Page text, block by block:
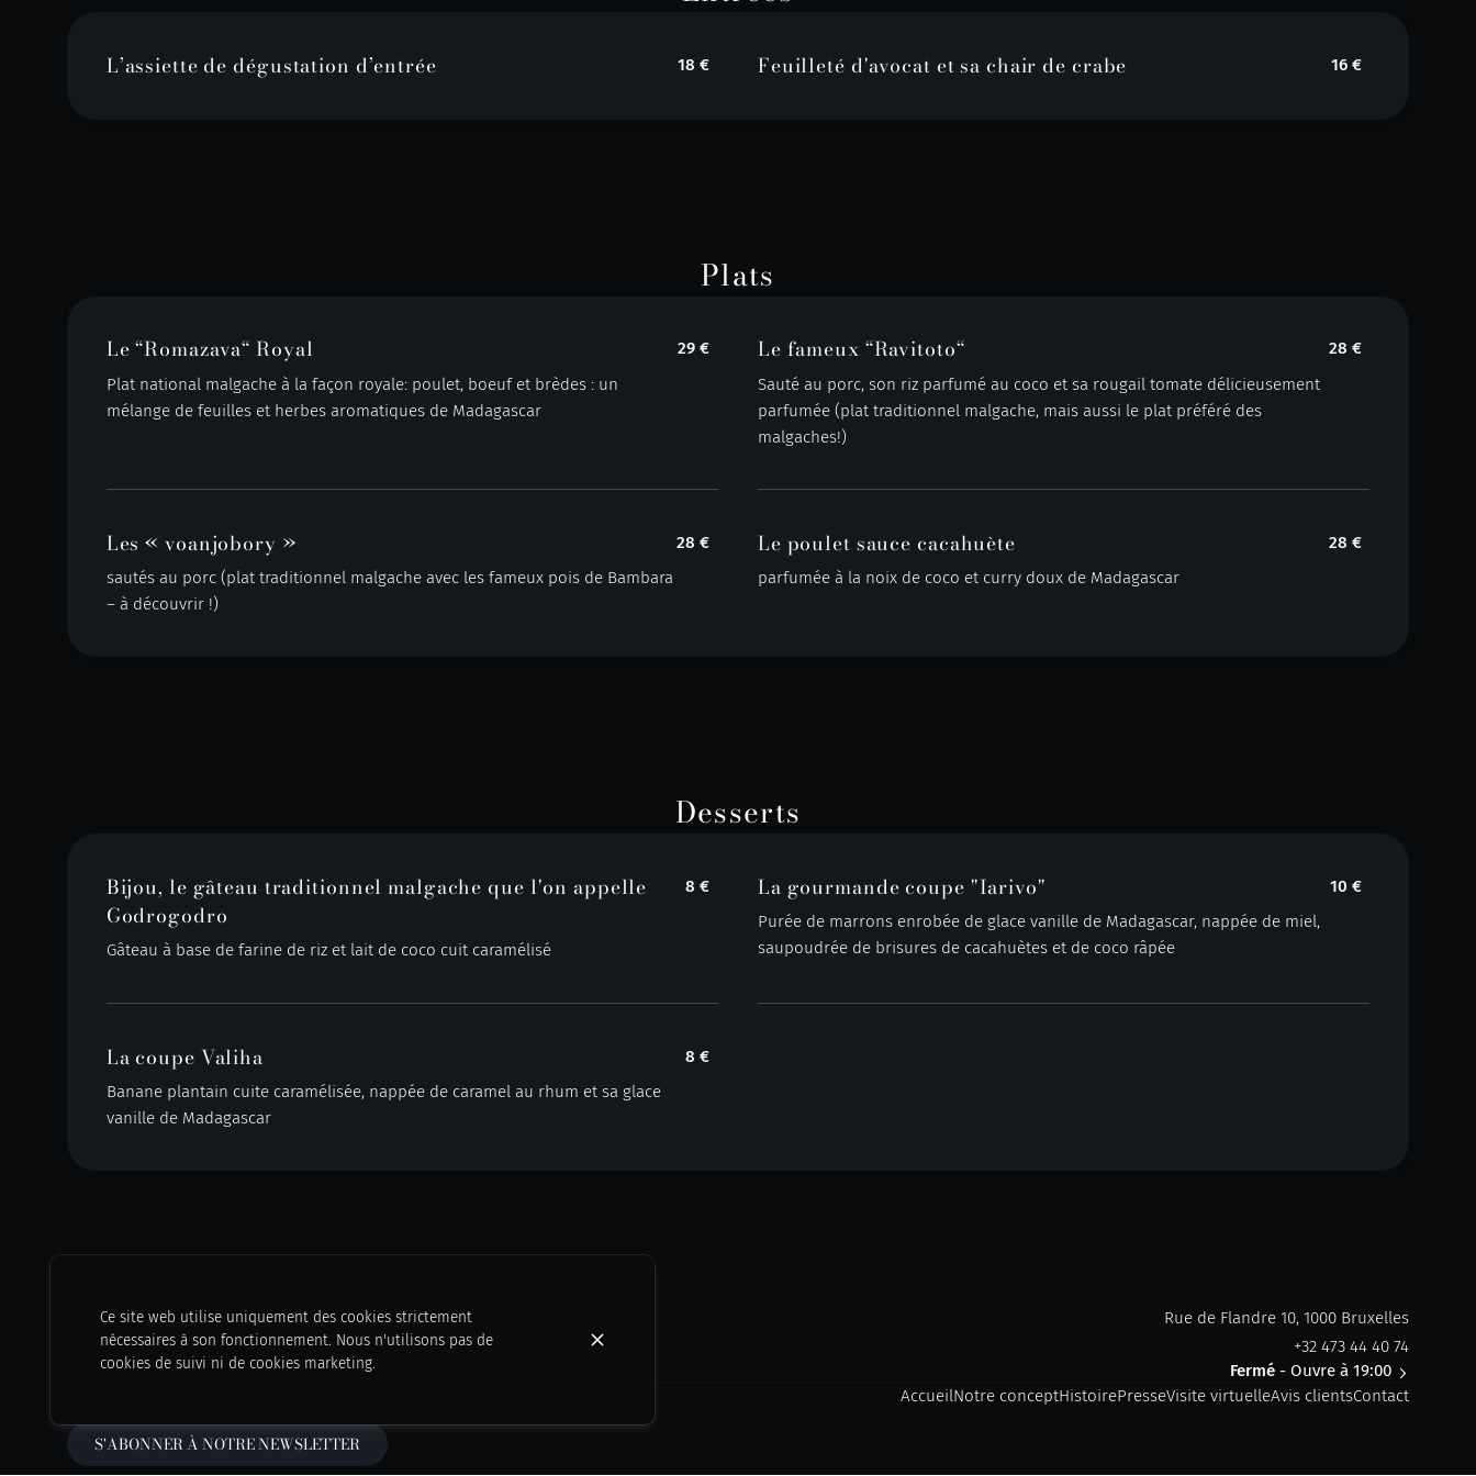
L’assiette de dégustation d’entrée 18 € Feuilleté d'avocat et sa chair de crabe 16 €
Plats
Le “Romazava“ Royal
Plat national malgache à la façon royale: poulet, boeuf et brèdes : un
mélange de feuilles et herbes aromatiques de Madagascar
29 € Le fameux “Ravitoto“
Sauté au porc, son riz parfumé au coco et sa rougail tomate délicieusement
parfumée (plat traditionnel malgache, mais aussi le plat préféré des
malgaches!)
28 €
Les « voanjobory »
sautés au porc (plat traditionnel malgache avec les fameux pois de Bambara
– à découvrir !)
28 € Le poulet sauce cacahuète
parfumée à la noix de coco et curry doux de Madagascar
28 €
Desserts
Bijou, le gâteau traditionnel malgache que l'on appelle
Godrogodro
Gâteau à base de farine de riz et lait de coco cuit caramélisé
8 € La gourmande coupe "Iarivo"
Purée de marrons enrobée de glace vanille de Madagascar, nappée de miel,
saupoudrée de brisures de cacahuètes et de coco râpée
10 €
La coupe Valiha
Banane plantain cuite caramélisée, nappée de caramel au rhum et sa glace
vanille de Madagascar
8 €
Rue de Flandre 10, 1000 Bruxelles
+32 473 44 40 74
Fermé- Ouvre à 19:00
AccueilNotre conceptHistoirePresseVisite virtuelleAvis clientsContact
S'ABONNER À NOTRE NEWSLETTER
Ce site web utilise uniquement des cookies strictement
nécessaires à son fonctionnement. Nous n'utilisons pas de
cookies de suivi ni de cookies marketing.